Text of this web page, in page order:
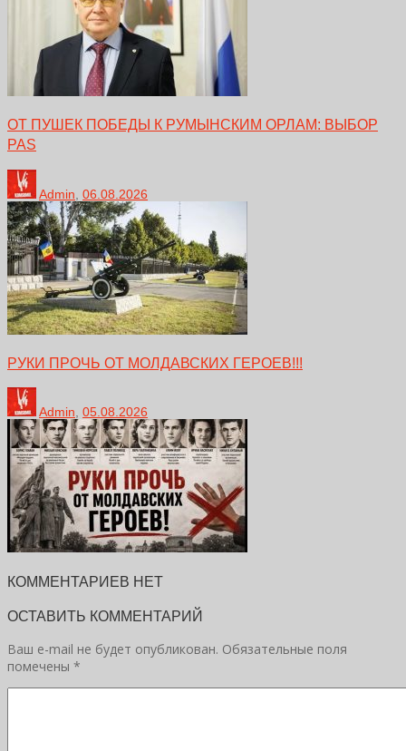
ОТ ПУШЕК ПОБЕДЫ К РУМЫНСКИМ ОРЛАМ: ВЫБОР
PAS
Admin 06.08.2026
РУКИ ПРОЧЬ ОТ МОЛДАВСКИХ ГЕРОЕВ!!!
Admin, 05.08.2026
КОММЕНТАРИЕВ НЕТ
ОСТАВИТЬ КОММЕНТАРИЙ
Ваш e-mail не будет опубликован. Обязательные поля
помечены *